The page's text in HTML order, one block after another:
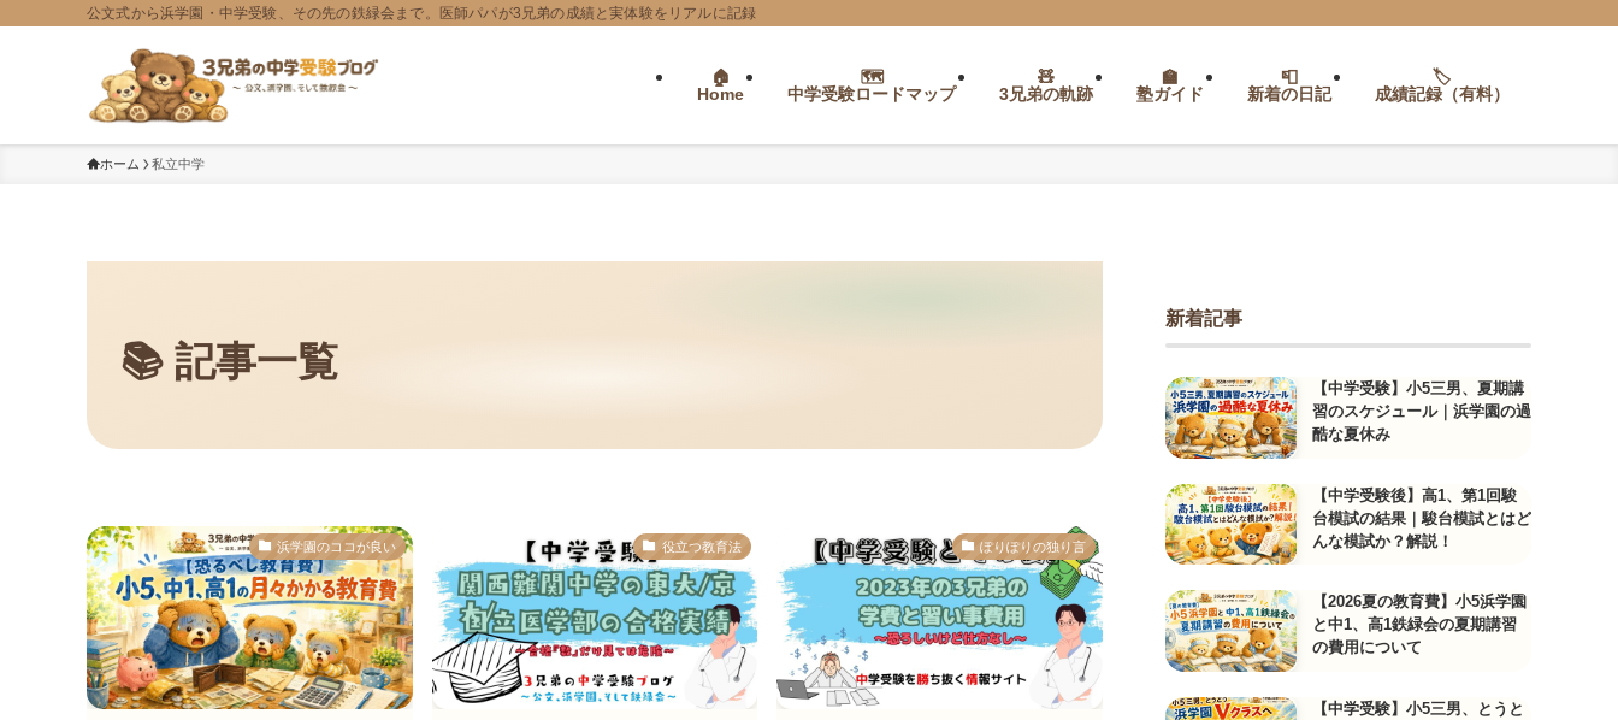
公文式から浜学園・中学受験、その先の鉄緑会まで。医師パパが3兄弟の成績と実体験をリアルに記録
Home 中学受験ロードマップ 3兄弟の軌跡 塾ガイド 新着の日記 成績記録（有料）
ホーム 私立中学
浜学園のココが良い 役立つ教育法 ぽりぽりの独り言
新着記事
【中学受験】小5三男、夏期講
習のスケジュール｜浜学園の過
酷な夏休み
【中学受験後】高1、第1回駿
台模試の結果｜駿台模試とはど
んな模試か？解説！
【2026夏の教育費】小5浜学園
と中1、高1鉄緑会の夏期講習
の費用について
【中学受験】小5三男、とうと